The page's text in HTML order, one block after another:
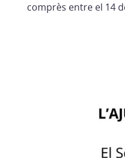
comprès entre el 14